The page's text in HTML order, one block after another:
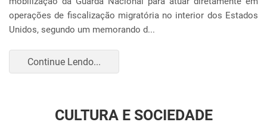
CULTURA E SOCIEDADE